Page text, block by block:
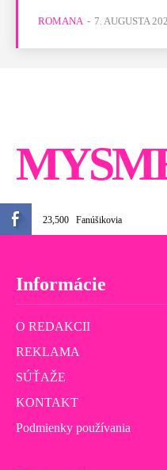
ROMANA - 7. AUGUSTA
23,500 Fanúšikovia
Informácie
O REDAKCII
REKLAMA
SÚŤAŽE
KONTAKT
Podmienky používania